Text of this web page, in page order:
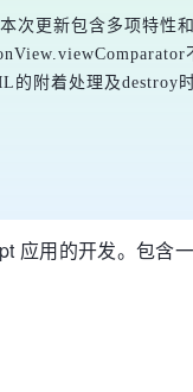
次更新包含多项特性
附着处理及destroy
应用的开发。包含一